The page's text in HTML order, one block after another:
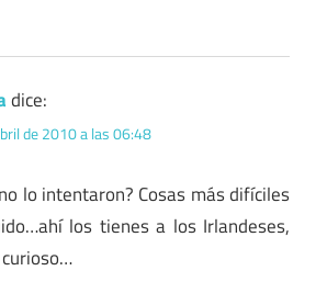
dice:
de 2010 a las 06:48
lo intentaron? Cosas más difíciles
los tienes a los Irlandeses,